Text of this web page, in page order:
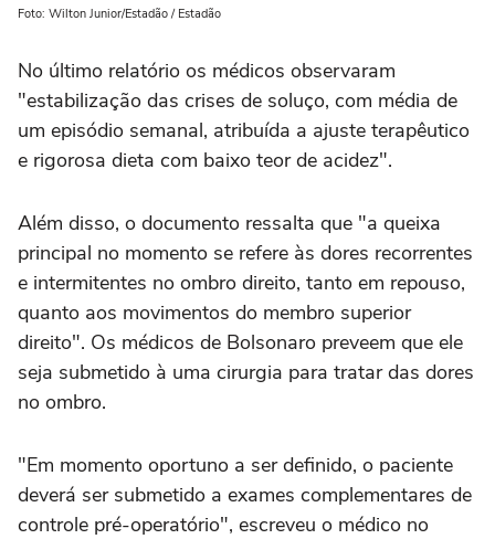
Foto: Wilton Junior/Estadão / Estadão
No último relatório os médicos observaram
"estabilização das crises de soluço, com média de
um episódio semanal, atribuída a ajuste terapêutico
e rigorosa dieta com baixo teor de acidez".
Além disso, o documento ressalta que "a queixa
principal no momento se refere às dores recorrentes
e intermitentes no ombro direito, tanto em repouso,
quanto aos movimentos do membro superior
direito". Os médicos de Bolsonaro preveem que ele
seja submetido à uma cirurgia para tratar das dores
no ombro.
"Em momento oportuno a ser definido, o paciente
deverá ser submetido a exames complementares de
controle pré-operatório", escreveu o médico no